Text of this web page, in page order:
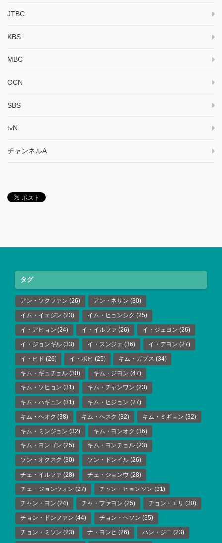
JTBC
KBS
MBC
OCN
SBS
tvN
チャンネルA
タグ
アン・ソクファン (26) アン・ネサン (30)
イム・イェジン (23) イム・ヒョンシク (25)
イ・アヒョン (24) イ・イルファ (26) イ・ジェヨン (26)
イ・ジョンギル (33) イ・スンジェ (36) イ・デヨン (27)
イ・ヒド (26) イ・ボヒ (25) キム・ガプス (34)
キム・ギュチョル (30) キム・ジヨン (47)
キム・ソヒョン (31) キム・チャンワン (23)
キム・ハギュン (31) キム・ヒジョン (27)
キム・ヘオク (38) キム・ヘスク (32) キム・ミギョン (32)
キム・ミンジョン (32) キム・ヨンオク (36)
キム・ヨンゴン (25) キム・ヨンチョル (23)
ソン・オクスク (30) ソン・ドンイル (26)
チェ・イルファ (28) チェ・ジョンウ (28)
チェ・ジョンウォン (27) チャン・ヒョンソン (31)
チャン・ヨン (24) チャ・ファヨン (25) チョン・エリ (30)
チョン・ドンファン (44) チョン・ヘソン (35)
チョン・ミソン (23) ナ・ヨンヒ (26) ハン・ジニ (23)